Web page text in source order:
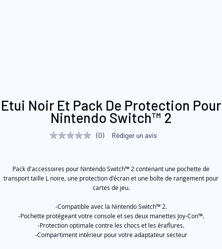
to
beginning
images
gallery
Etui Noir Et Pack De Protection Pour
Nintendo Switch™ 2
Aucune
Lien
sur
page.
(0) Rédiger un avis
Pack d'accessoires pour Nintendo Switch™ 2 contenant une pochette de
transport taille L noire, une protection d'écran et une boîte de rangement pour
cartes de jeu.
-Compatible avec la Nintendo Switch™ 2.
-Pochette protégeant votre console et ses deux manettes Joy-Con™.
-Protection optimale contre les chocs et les éraflures.
-Compartiment intérieur pour votre adaptateur secteur